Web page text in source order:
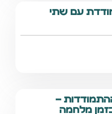
עם שתי
–
מלחמה